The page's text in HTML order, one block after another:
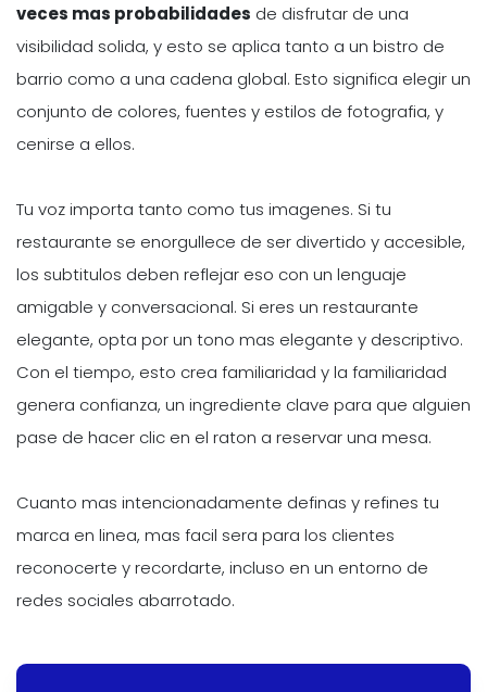
veces mas probabilidades de disfrutar de una
visibilidad solida, y esto se aplica tanto a un bistro de
barrio como a una cadena global. Esto significa elegir un
conjunto de colores, fuentes y estilos de fotografia, y
cenirse a ellos.
Tu voz importa tanto como tus imagenes. Si tu
restaurante se enorgullece de ser divertido y accesible,
los subtitulos deben reflejar eso con un lenguaje
amigable y conversacional. Si eres un restaurante
elegante, opta por un tono mas elegante y descriptivo.
Con el tiempo, esto crea familiaridad y la familiaridad
genera confianza, un ingrediente clave para que alguien
pase de hacer clic en el raton a reservar una mesa.
Cuanto mas intencionadamente definas y refines tu
marca en linea, mas facil sera para los clientes
reconocerte y recordarte, incluso en un entorno de
redes sociales abarrotado.